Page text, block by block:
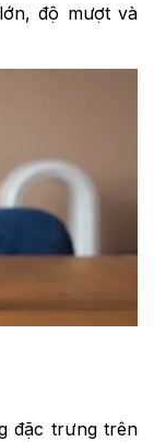
độ mượt và
đặc trưng trên